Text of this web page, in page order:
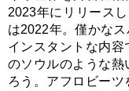
2023年にリリース
は2022年。僅かな
インスタントな内
のソウルのような
ろう。アフロビーツ